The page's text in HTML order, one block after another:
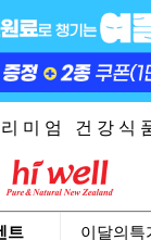
미 엄 건 강 식
트 이달의특